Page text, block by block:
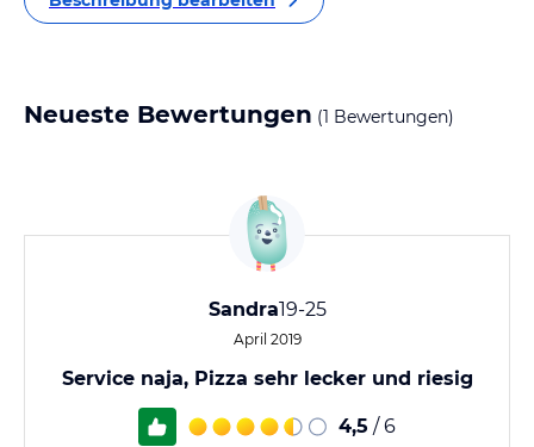
Neueste Bewertungen (1 Bewertungen)
Sandra19-25
April 2019
Service naja, Pizza sehr lecker und riesig
4,5 / 6